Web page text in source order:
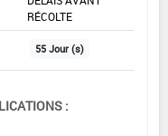
RÉCOLTE
55 Jour (s)
: